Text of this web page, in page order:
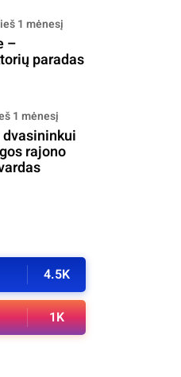
1 mėnesį
–
paradas
1 mėnesį
rajono
4.5K
1K